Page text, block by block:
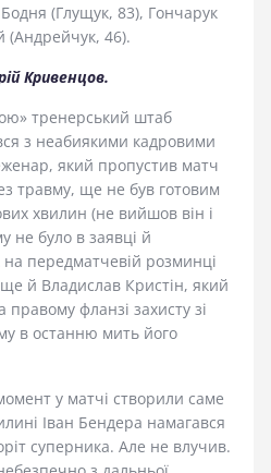
(Глущук, 83), Гончарук
(Андрейчук, 46).
Кривенцов.
тренерський штаб
з неабиякими кадровими
який пропустив матч
травму, ще не був готовим
хвилин (не вийшов він і
не було в заявці й
передматчевій розминці
й Владислав Кристін, який
фланзі захисту зі
в останню мить його
у матчі створили саме
Іван Бендера намагався
суперника. Але не влучив.